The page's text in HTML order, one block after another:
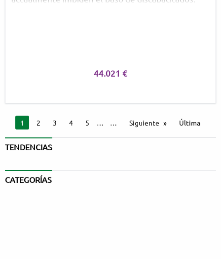
44.021 €
Estás en la página
1 2 3 4 5 … Siguiente Última
TENDENCIAS
CATEGORÍAS